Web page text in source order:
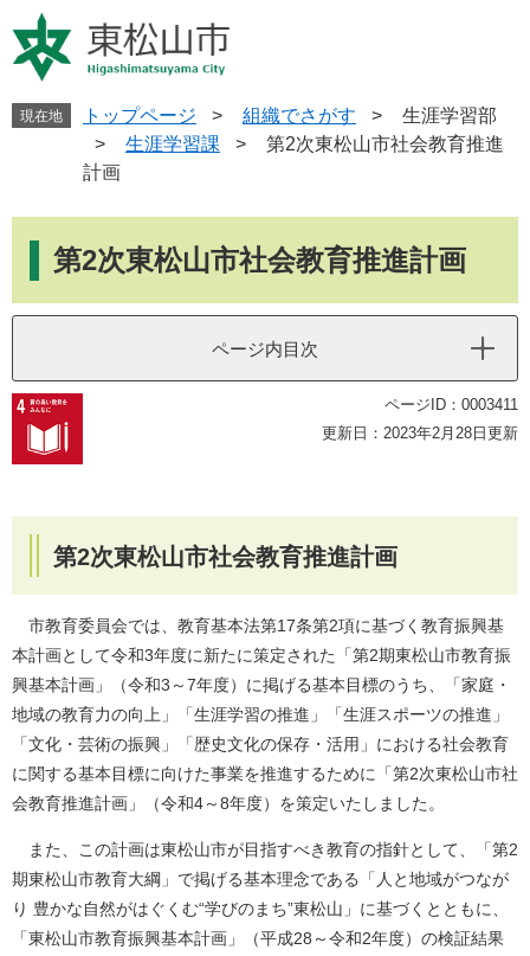
ー
ジ
ニ
ュ
現在地 トップページ > 組織でさがす >
生涯学習部
>
生涯学習課 >
第2次東松山市社会教育推進
計画
第2次東松山市社会教育推進計画
ページ内目次
ページID：0003411
更新日：2023年2月28日更新
第2次東松山市社会教育推進計画
市教育委員会では、教育基本法第17条第2項に基づく教育振興基
本計画として令和3年度に新たに策定された「第2期東松山市教育振
興基本計画」（令和3～7年度）に掲げる基本目標のうち、「家庭・
地域の教育力の向上」「生涯学習の推進」「生涯スポーツの推進」
「文化・芸術の振興」「歴史文化の保存・活用」における社会教育
に関する基本目標に向けた事業を推進するために「第2次東松山市社
会教育推進計画」（令和4～8年度）を策定いたしました。
また、この計画は東松山市が目指すべき教育の指針として、「第2
期東松山市教育大綱」で掲げる基本理念である「人と地域がつなが
り 豊かな自然がはぐくむ“学びのまち”東松山」に基づくとともに、
「東松山市教育振興基本計画」（平成28～令和2年度）の検証結果